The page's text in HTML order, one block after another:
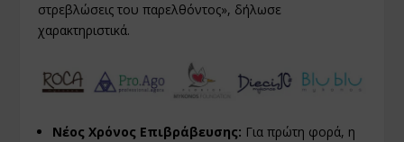
στρεβλώσεις του παρελθόντος», δήλωσε
χαρακτηριστικά.
Νέος Χρόνος Επιβράβευσης: Για πρώτη φορά, η